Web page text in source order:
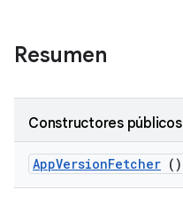
Resumen
Constructores públicos
AppVersionFetcher ()